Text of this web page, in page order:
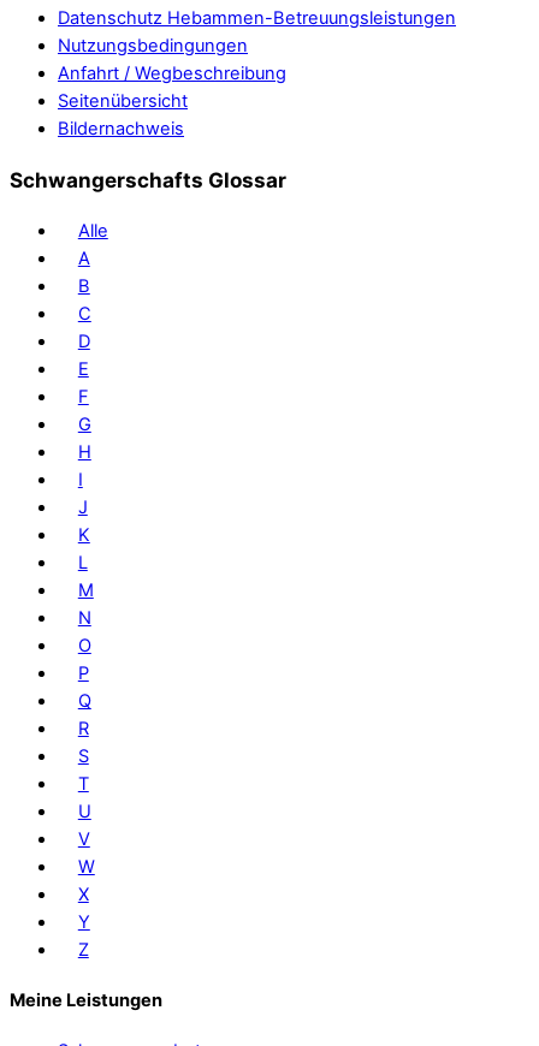
Datenschutz Hebammen-Betreuungsleistungen
Nutzungsbedingungen
Anfahrt / Wegbeschreibung
Seitenübersicht
Bildernachweis
Schwangerschafts Glossar
Alle
A
B
C
D
E
F
G
H
I
J
K
L
M
N
O
P
Q
R
S
T
U
V
W
X
Y
Z
Meine Leistungen